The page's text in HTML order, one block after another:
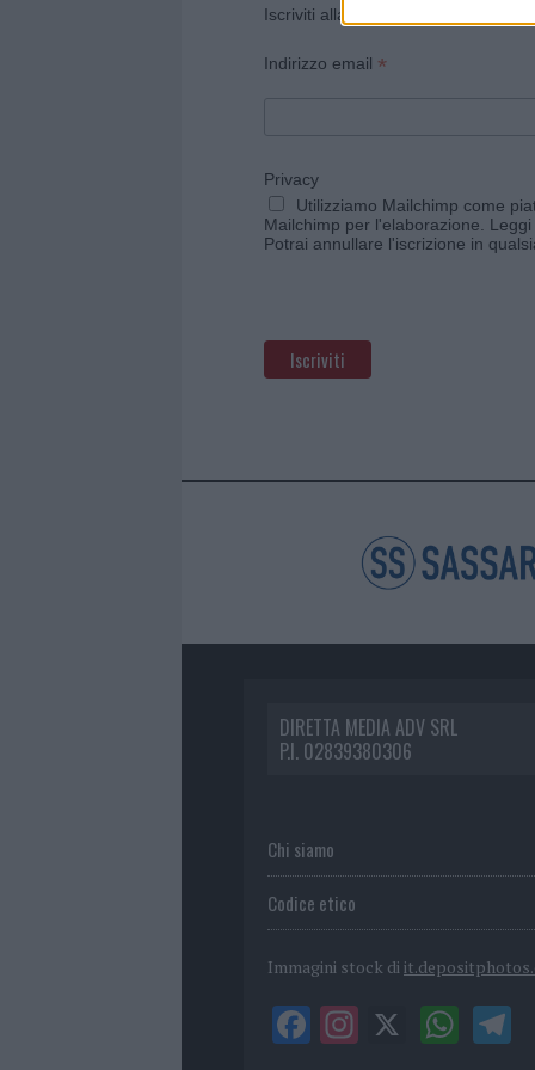
Iscriviti alla newsletter di Gallura
Indirizzo email *
Privacy
Utilizziamo Mailchimp come
Mailchimp per l'elaborazione.
Potrai annullare l'iscrizione in
DIRETTA MEDIA ADV SRL
P.I. 02839380306
Chi siamo
Codice etico
Immagini stock di